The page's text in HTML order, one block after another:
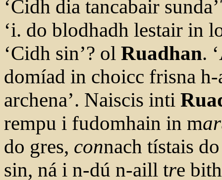
‘Cidh dia tancabair
‘i. do blodhadh lestair in
‘Cidh sin’? ol Ruadhan.
domíad in choicc frisna
archena’. Naiscis inti
rempu i fudomhain in mar
do gres, connach tístais
sin, ná i n-dú n-aill tre